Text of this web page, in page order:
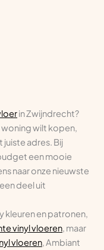
in Zwijndrecht?
woning wilt kopen,
juiste adres. Bij
een mooie
naar onze nieuwste
deel uit
kleuren en patronen,
vinyl vloeren, maar
vloeren, Ambiant